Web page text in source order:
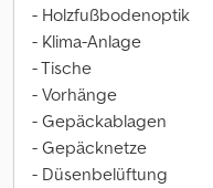
- Holzfußbodenoptik
- Klima-Anlage
- Tische
- Vorhänge
- Gepäckablagen
- Gepäcknetze
- Düsenbelüftung